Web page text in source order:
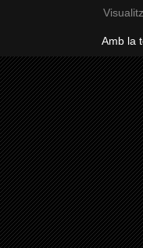
Amb la